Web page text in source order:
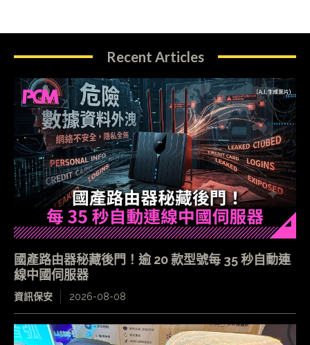
Recent Articles
國產路由器秘藏後門！逾 20 款型號每 35 秒自動連
線中國伺服器
資訊保安 2026-08-08